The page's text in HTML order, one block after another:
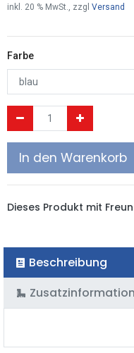
inkl. 20 % MwSt., zzgl Versand
Farbe
In den Warenkorb
Dieses Produkt mit
Beschreibung